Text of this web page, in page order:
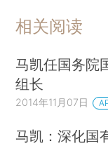
相关阅读
马凯任国务院
组长
2014年11月07日
马凯：深化国